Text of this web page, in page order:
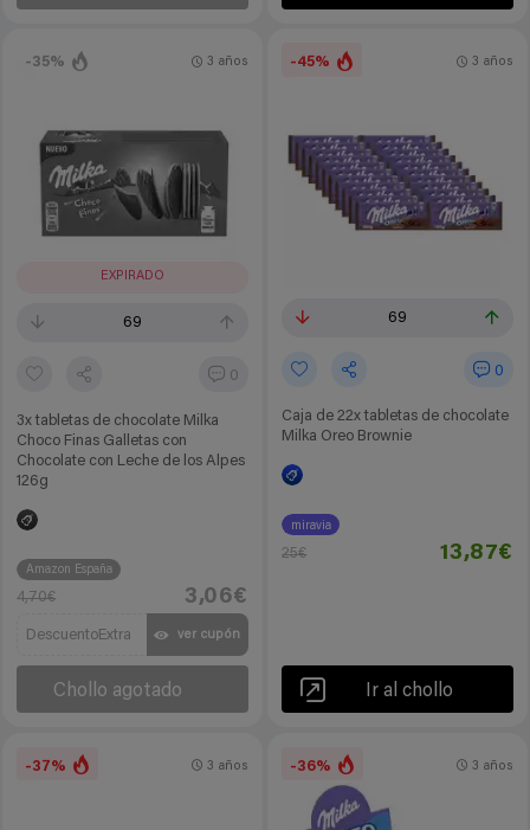
-35%
EXPIRADO
69
0
3x tabletas de chocolate Milka
Choco Finas Galletas con
Chocolate con Leche de los Alpes
126g
3 años
Amazon España
4,70€ 3,06€
DescuentoExtra ver cupón
Chollo agotado
-45%
69
0
Caja de 22x tabletas de chocolate
Milka Oreo Brownie
3 años
miravia
25€ 13,87€
Ir al chollo
-37% 3 años -36% 3 años